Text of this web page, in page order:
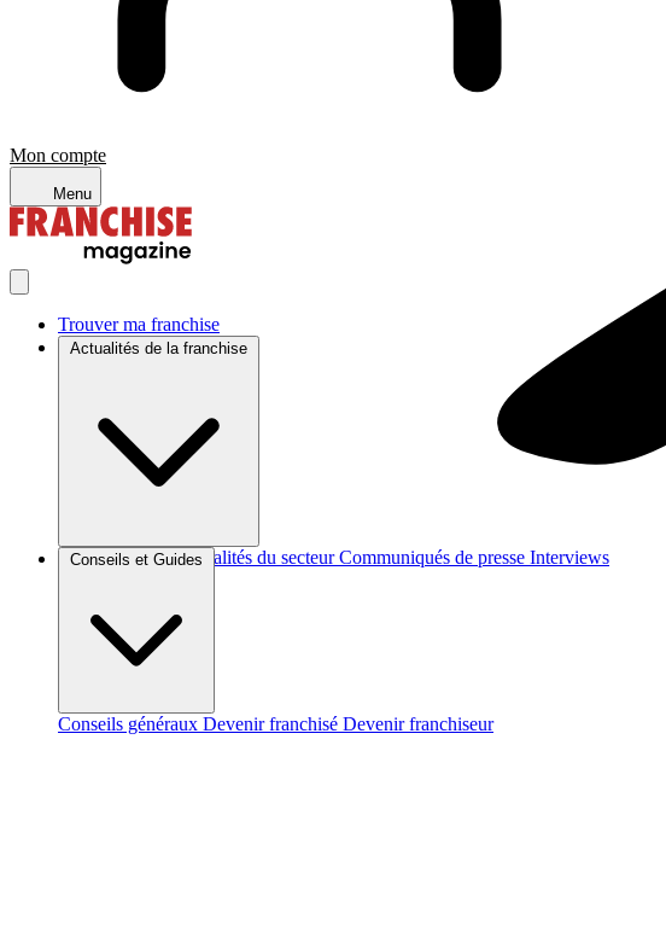
Mon compte
Menu
Trouver ma franchise
Actualités de la franchise
Brèves et actus Actualités du secteur Communiqués de presse Interviews
Conseils et Guides
Conseils généraux Devenir franchisé Devenir franchiseur